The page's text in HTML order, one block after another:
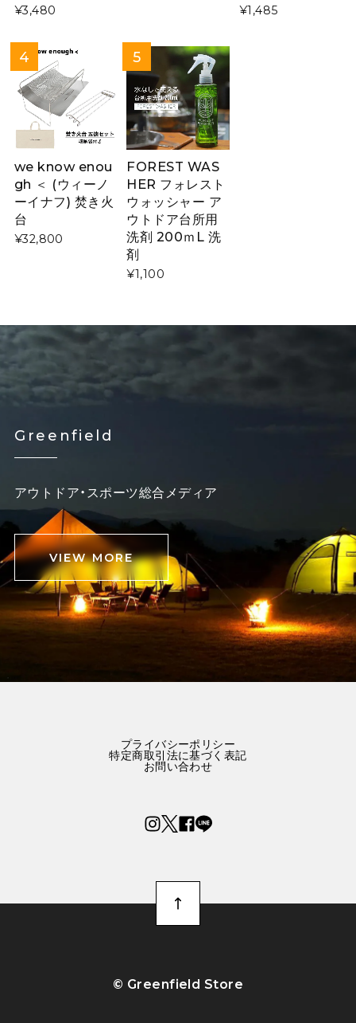
¥3,480 ¥1,485
we know enou
gh ＜ (ウィーノ
ーイナフ) 焚き火
台
¥32,800
FOREST WAS
HER フォレスト
ウォッシャー ア
ウトドア台所用
洗剤 200ｍL 洗
剤
¥1,100
Greenfield
アウトドア・スポーツ総合メディア
VIEW MORE
プライバシーポリシー
特定商取引法に基づく表記
お問い合わせ
©︎ Greenfield Store